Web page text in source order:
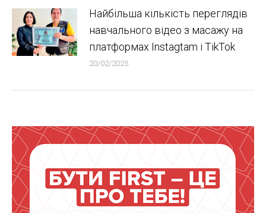
Найбільша кількість переглядів
навчального відео з масажу на
платформах Instagtam i TikTok
20/02/2025